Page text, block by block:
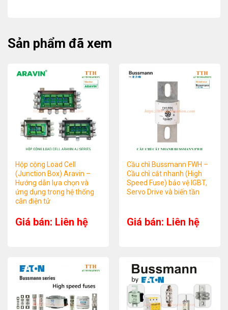
Sản phẩm đã xem
Hộp cộng Load Cell
(Junction Box) Aravin –
Hướng dẫn lựa chọn và
ứng dụng trong hệ thống
cân điện tử
Giá bán: Liên hệ
Cầu chì Bussmann FWH –
Cầu chì cắt nhanh (High
Speed Fuse) bảo vệ IGBT,
Servo Drive và biến tần
Giá bán: Liên hệ